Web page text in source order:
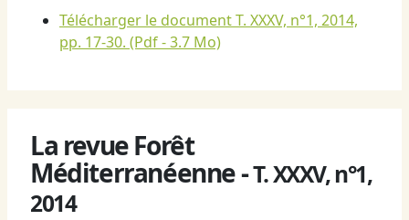
Télécharger le document T. XXXV, n°1, 2014,
pp. 17-30. (Pdf - 3.7 Mo)
La revue Forêt
Méditerranéenne -T. XXXV, n°1,
2014